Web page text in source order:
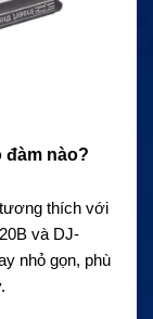
nào?
thích với
và DJ-
nhỏ gọn, phù